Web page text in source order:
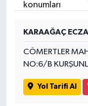
konumları
KARAAĞAÇ
CÖMERTLER
NO:6/B
Yol Tarifi Al